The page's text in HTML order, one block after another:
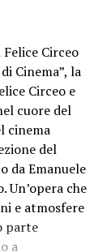
Circeo
Cinema”, la
Circeo e
cuore del
cinema
del
da Emanuele
Un’opera che
e atmosfere
parte
a